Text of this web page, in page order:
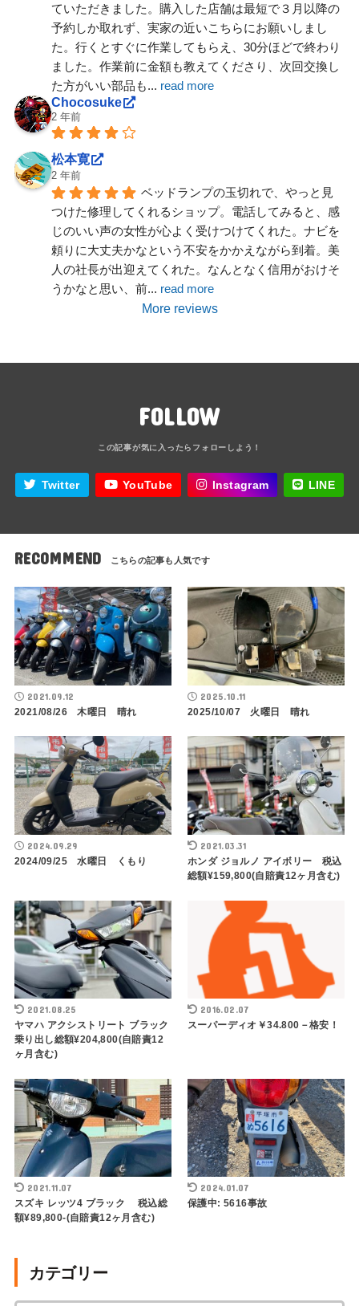
ていただきました。購入した店舗は最短で３月以降の
予約しか取れず、実家の近いこちらにお願いしまし
た。行くとすぐに作業してもらえ、30分ほどで終わり
ました。作業前に金額も教えてくださり、次回交換し
た方がいい部品も... read more
Chocosuke
2 年前
松本寛
2 年前
ベッドランプの玉切れで、やっと見
つけた修理してくれるショップ。電話してみると、感
じのいい声の女性が心よく受けつけてくれた。ナビを
頼りに大丈夫かなという不安をかかえながら到着。美
人の社長が出迎えてくれた。なんとなく信用がおけそ
うかなと思い、前... read more
More reviews
FOLLOW
Twitter YouTube Instagram LINE
RECOMMEND
2021.09.12
2021/08/26 木曜日 晴れ
2025.10.11
2025/10/07 火曜日 晴れ
2024.09.29
2024/09/25 水曜日 くもり
2021.03.31
ホンダ ジョルノ アイボリー 税込
総額¥159,800(自賠責12ヶ月含む)
2021.08.25
ヤマハ アクシストリート ブラック
乗り出し総額¥204,800(自賠責12
ヶ月含む)
2016.02.07
スーパーディオ￥34.800－格安！
2021.11.07
スズキ レッツ4 ブラック 税込総
額¥89,800-(自賠責12ヶ月含む)
2024.01.07
保護中: 5616事故
カテゴリー